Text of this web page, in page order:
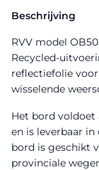
Beschrijving
RVV model
Recycled-
reflectiefolie
wisselende
Het bord voldoet
en is leverbaar
bord is geschikt
provinciale